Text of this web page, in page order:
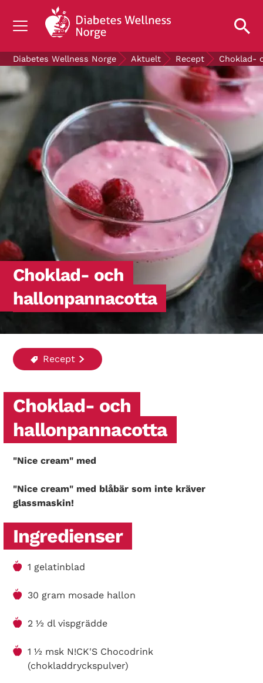
OM DIABETES
STØTT OSS
FORSKNING
OM OSS
GRATIS DIABETESPRODUKTER
Diabetes Wellness Norge Aktuelt Recept Choklad-
Choklad- och
hallonpannacotta
Recept
Choklad- och
hallonpannacotta
"Nice cream" med
"Nice cream" med blåbär som inte kräver
glassmaskin!
Ingredienser
1 gelatinblad
30 gram mosade hallon
2 ½ dl vispgrädde
1 ½ msk N!CK'S Chocodrink
(chokladdryckspulver)